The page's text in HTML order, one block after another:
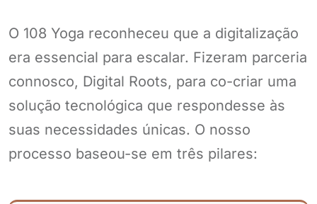
O 108 Yoga reconheceu que a digitalização
era essencial para escalar. Fizeram parceria
connosco, Digital Roots, para co-criar uma
solução tecnológica que respondesse às
suas necessidades únicas. O nosso
processo baseou-se em três pilares: